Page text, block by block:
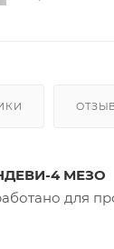
4 МЕЗО
для